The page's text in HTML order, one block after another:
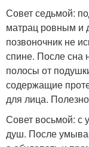
Совет седьмой:
матрац ровным и
позвоночник не
спине. После сна
полосы от
содержащие
для лица.
Совет восьмой: с
душ. После